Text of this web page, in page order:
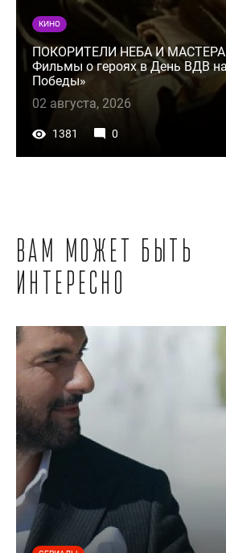
КИНО
ПОКОРИТЕЛИ НЕБА И
Фильмы о героях в День ВДВ
Победы»
02 августа, 2026
1381 0
Вам может быть
интересно